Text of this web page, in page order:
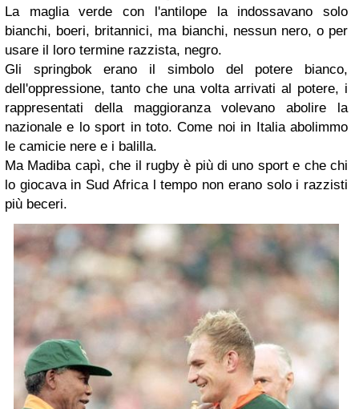
La maglia verde con l'antilope la indossavano solo
bianchi, boeri, britannici, ma bianchi, nessun nero, o per
usare il loro termine razzista, negro.
Gli springbok erano il simbolo del potere bianco,
dell'oppressione, tanto che una volta arrivati al potere, i
rappresentati della maggioranza volevano abolire la
nazionale e lo sport in toto. Come noi in Italia abolimmo
le camicie nere e i balilla.
Ma Madiba capì, che il rugby è più di uno sport e che chi
lo giocava in Sud Africa l tempo non erano solo i razzisti
più beceri.